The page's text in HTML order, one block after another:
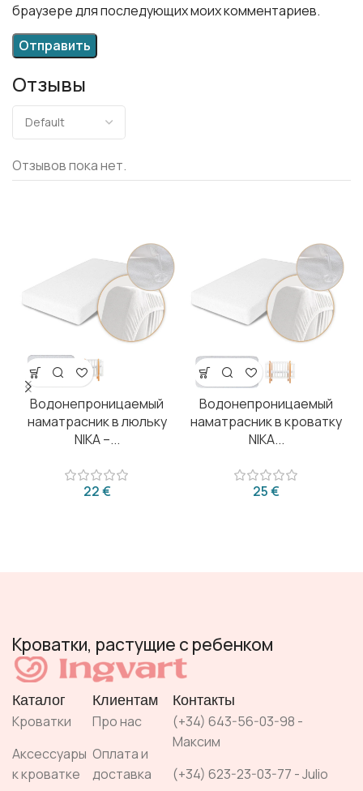
Отзывы
Отзывов пока нет.
браузере для последующих моих комментариев.
Водонепроницаемый
наматрасник в люльку
NIKA –...
€
Водонепроницаемый
наматрасник в кроватку
NIKA...
€
Кроватки, растущие с ребенком
Каталог
Кроватки
Аксессуары
к кроватке
Клиентам
Про нас
Оплата и
доставка
Контакты
(+34) 643-56-03-98 -
Максим
(+34) 623-23-03-77 - Julio